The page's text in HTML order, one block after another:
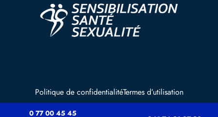
Politique de confidentialitéTermes d’utilisation
0 77 00 45 45